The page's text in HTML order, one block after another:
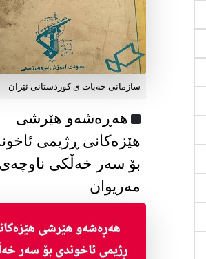
سازمانی خەبات ی كوردستانی ئێران
هەڕەشەو هێرشی
هێزەکانی ڕژیمی
بۆ سەر خەڵکی
مەریوان